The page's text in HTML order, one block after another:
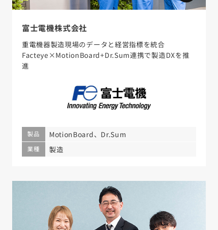
富士電機株式会社
重電機器製造現場のデータと経営指標を統合
Facteye×MotionBoard+Dr.Sum連携で製造DXを推
進
製品 MotionBoard、Dr.Sum
業種 製造